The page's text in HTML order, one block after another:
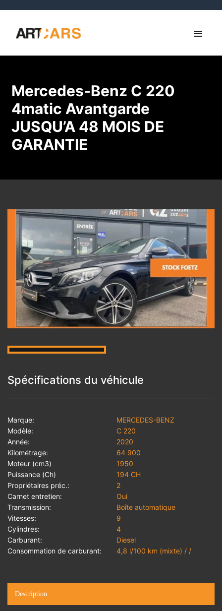
Mercedes-Benz C 220
4matic Avantgarde
JUSQU’A 48 MOIS DE
GARANTIE
Spécifications du véhicule
Marque:
MERCEDES-BENZ
Modèle:
C 220
Année:
2020
Kilométrage:
64 900
Moteur (cm3)
1950
Puissance (Ch)
194 CH
Propriétaires préc.:
2
Carnet entretien:
Oui
Transmission:
Boîte automatique
Vitesses:
9
Cylindres:
4
Carburant:
Diesel
Consommation de carburant:
4,8 l/100 km (mixte) / /
Description